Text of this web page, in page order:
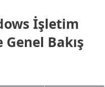
İşletim
Bakış